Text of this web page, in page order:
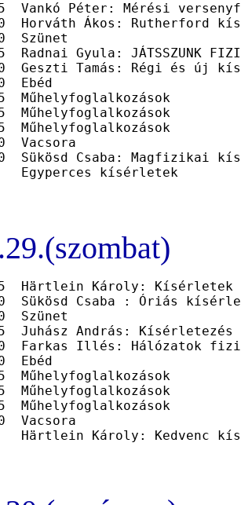
Vankó Péter: Mérési
Horváth Ákos: Rutherford
Szünet
Radnai Gyula: JÁTSSZUNK
Geszti Tamás: Régi és új
Ebéd
Műhelyfoglalkozások
Műhelyfoglalkozások
Műhelyfoglalkozások
Vacsora
Sükösd Csaba: Magfizikai
Härtlein Károly:
Sükösd Csaba : Óriás
Szünet
Juhász András:
Farkas Illés: Hálózatok
Ebéd
Műhelyfoglalkozások
Műhelyfoglalkozások
Műhelyfoglalkozások
Vacsora